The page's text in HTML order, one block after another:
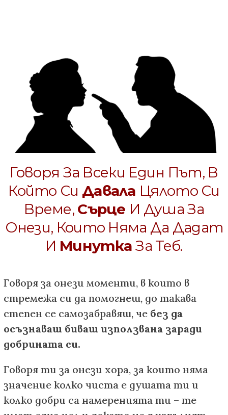
Говоря За Всеки Един Път, В
Който Си Давала Цялото Си
Време, Сърце И Душа За
Онези, Които Няма Да Дадат
И МинуткаЗа Теб.
Говоря за онези моменти, в които в
стремежа си да помогнеш, до такава
степен се самозабравяш, че без да
осъзнаваш биваш използвана заради
добрината си.
Говоря ти за онези хора, за които няма
значение колко чиста е душата ти и
колко добри са намеренията ти – те